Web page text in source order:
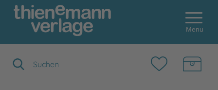
Menu